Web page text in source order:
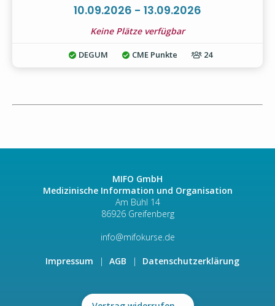
10.09.2026 - 13.09.2026
Keine Plätze verfügbar
DEGUM CME Punkte 24
MIFO GmbH
Medizinische Information und Organisation
Am Bühl 14
86926 Greifenberg
info@mifokurse.de
Impressum AGB Datenschutzerklärung